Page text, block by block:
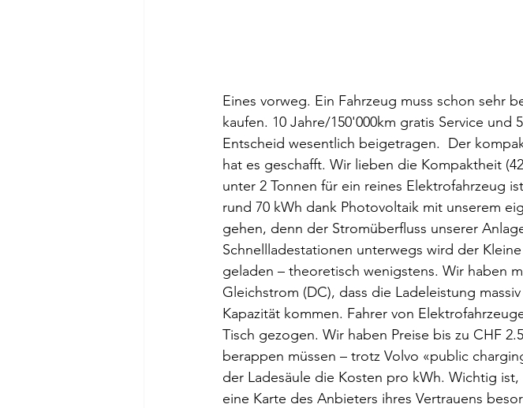
Eines vorweg. Ein Fahrzeug muss schon sehr
kaufen. 10 Jahre/150'000km gratis Service und
Entscheid wesentlich beigetragen.  Der
hat es geschafft. Wir lieben die Kompaktheit
unter 2 Tonnen für ein reines Elektrofahrzeug
rund 70 kWh dank Photovoltaik mit unserem
gehen, denn der Stromüberfluss unserer
Schnellladestationen unterwegs wird der
geladen – theoretisch wenigstens. Wir haben
Gleichstrom (DC), dass die Ladeleistung
Kapazität kommen. Fahrer von
Tisch gezogen. Wir haben Preise bis zu CHF
berappen müssen – trotz Volvo «public
der Ladesäule die Kosten pro kWh. Wichtig
eine Karte des Anbieters ihres Vertrauens